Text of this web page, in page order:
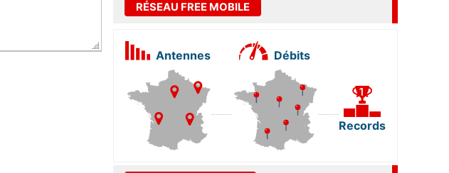
RÉSEAU FREE MOBILE
Antennes Débits
Records